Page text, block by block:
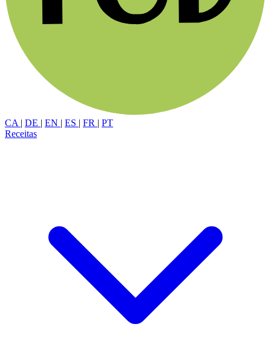
CA | DE | EN | ES | FR | PT
Receitas